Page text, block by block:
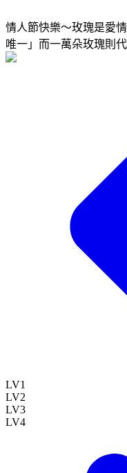
情人節快樂～玫瑰是愛
唯一」而一萬朵玫瑰則
LV1
LV2
LV3
LV4